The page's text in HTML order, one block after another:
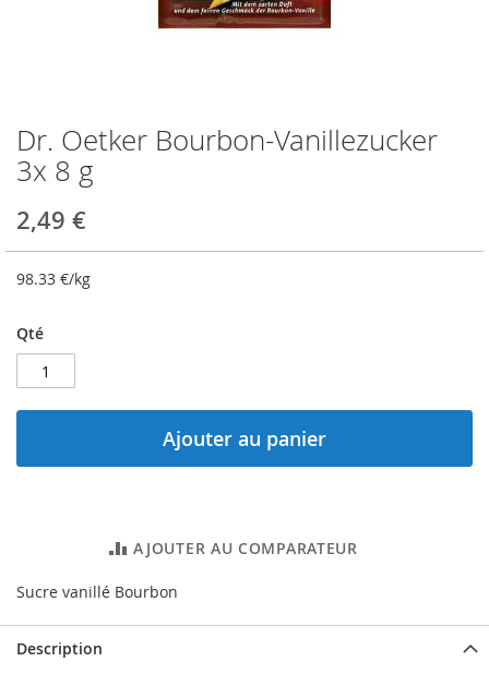
Skip
to
the
of
gallery
Dr. Oetker Bourbon-Vanillezucker
3x 8 g
2,49 €
98.33 €/kg
Qté
Ajouter au panier
AJOUTER AU COMPARATEUR
Sucre vanillé Bourbon
Description